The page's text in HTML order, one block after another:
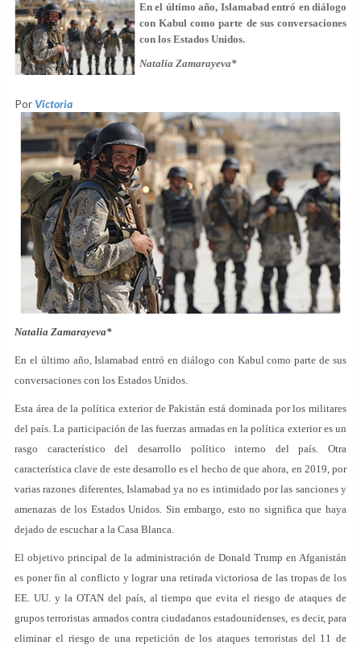
En el último año, Islamabad entró en diálogo
con Kabul como parte de sus conversaciones
con los Estados Unidos.
Natalia Zamarayeva*
Por Victoria
Natalia Zamarayeva*
En el último año, Islamabad entró en diálogo con Kabul como parte de sus
conversaciones con los Estados Unidos.
Esta área de la política exterior de Pakistán está dominada por los militares
del país. La participación de las fuerzas armadas en la política exterior es un
rasgo característico del desarrollo político interno del país. Otra
característica clave de este desarrollo es el hecho de que ahora, en 2019, por
varias razones diferentes, Islamabad ya no es intimidado por las sanciones y
amenazas de los Estados Unidos. Sin embargo, esto no significa que haya
dejado de escuchar a la Casa Blanca.
El objetivo principal de la administración de Donald Trump en Afganistán
es poner fin al conflicto y lograr una retirada victoriosa de las tropas de los
EE. UU. y la OTAN del país, al tiempo que evita el riesgo de ataques de
grupos terroristas armados contra ciudadanos estadounidenses, es decir, para
eliminar el riesgo de una repetición de los ataques terroristas del 11 de